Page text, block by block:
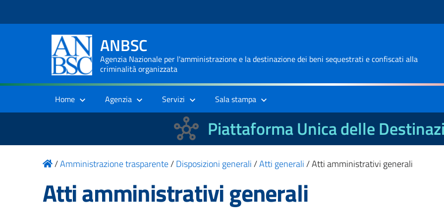
ANBSC
Agenzia Nazionale per l'amministrazione e la destinazione dei beni sequestrati e confiscati alla
criminalità organizzata
Home Agenzia Servizi Sala stampa
Piattaforma Unica delle
/Amministrazione trasparente/Disposizioni generali/Atti generali/Atti amministrativi generali
Atti amministrativi generali